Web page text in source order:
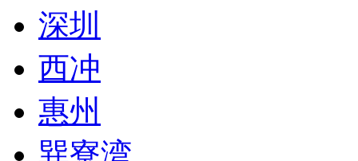
深圳
西冲
惠州